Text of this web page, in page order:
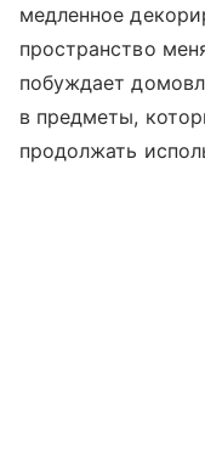
медленное
пространство
побуждает
в предметы,
продолжать